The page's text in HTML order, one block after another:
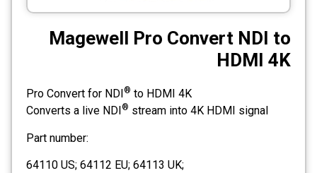
Photo Printers
Magewell Pro Convert NDI to
HDMI 4K
Pro Convert for NDI ® to HDMI 4K
Converts a live NDI ® stream into 4K HDMI signal
Part number:
64110 US; 64112 EU; 64113 UK;